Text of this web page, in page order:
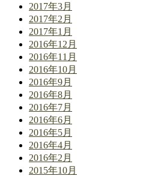
2017年3月
2017年2月
2017年1月
2016年12月
2016年11月
2016年10月
2016年9月
2016年8月
2016年7月
2016年6月
2016年5月
2016年4月
2016年2月
2015年10月